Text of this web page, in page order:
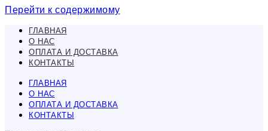
Перейти к содержимому
ГЛАВНАЯ
О НАС
ОПЛАТА И ДОСТАВКА
КОНТАКТЫ
ГЛАВНАЯ
О НАС
ОПЛАТА И ДОСТАВКА
КОНТАКТЫ